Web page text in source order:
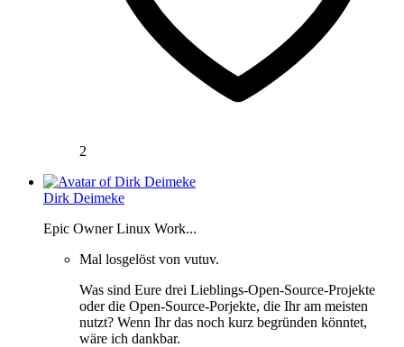
2
Dirk Deimeke
Epic Owner Linux Work...
Mal losgelöst von vutuv.
Was sind Eure drei Lieblings-Open-Source-Projekte
oder die Open-Source-Porjekte, die Ihr am meisten
nutzt? Wenn Ihr das noch kurz begründen könntet,
wäre ich dankbar.